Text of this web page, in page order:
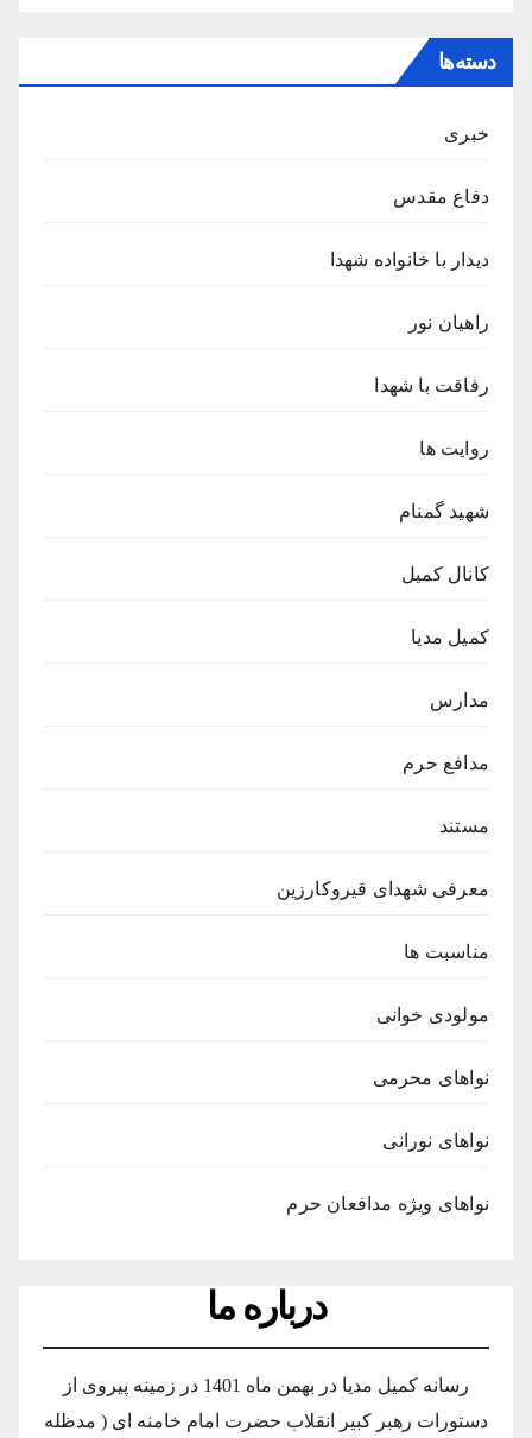
دسته‌ها
خبری
دفاع مقدس
دیدار با خانواده شهدا
راهیان نور
رفاقت با شهدا
روایت ها
شهید گمنام
کانال کمیل
کمیل مدیا
مدارس
مدافع حرم
مستند
معرفی شهدای قیروکارزین
مناسبت ها
مولودی خوانی
نواهای محرمی
نواهای نورانی
نواهای ویژه مدافعان حرم
درباره ما
رسانه کمیل مدیا در بهمن ماه 1401 در زمینه پیروی از
دستورات رهبر کبیر انقلاب حضرت امام خامنه ای ( مدظله